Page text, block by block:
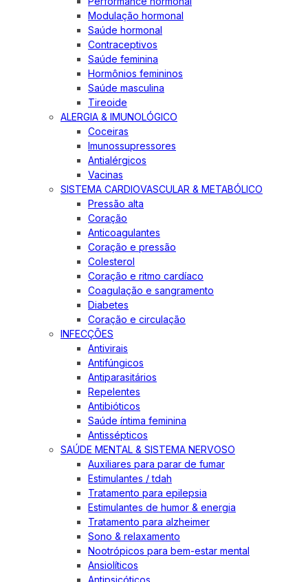
Modulação hormonal
Saúde hormonal
Contraceptivos
Saúde feminina
Hormônios femininos
Saúde masculina
Tireoide
ALERGIA & IMUNOLÓGICO
Coceiras
Imunossupressores
Antialérgicos
Vacinas
SISTEMA CARDIOVASCULAR & METABÓLICO
Pressão alta
Coração
Anticoagulantes
Coração e pressão
Colesterol
Coração e ritmo cardíaco
Coagulação e sangramento
Diabetes
Coração e circulação
INFECÇÕES
Antivirais
Antifúngicos
Antiparasitários
Repelentes
Antibióticos
Saúde íntima feminina
Antissépticos
SAÚDE MENTAL & SISTEMA NERVOSO
Auxiliares para parar de fumar
Estimulantes / tdah
Tratamento para epilepsia
Estimulantes de humor & energia
Tratamento para alzheimer
Sono & relaxamento
Nootrópicos para bem-estar mental
Ansiolíticos
Antipsicóticos